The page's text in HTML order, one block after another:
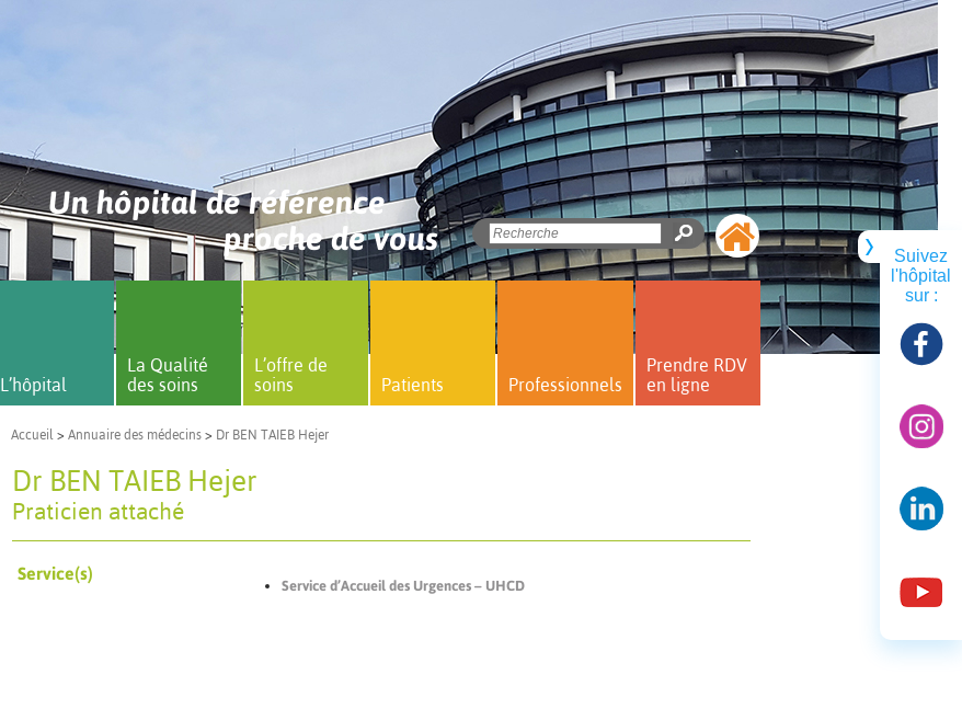
Un hôpital de référence
proche de vous
Suivez
l'hôpital
sur :
L’hôpital
La Qualité
des soins
L’offre de
soins
Patients Professionnels
Prendre RDV
en ligne
Accueil > Annuaire des médecins > Dr BEN TAIEB Hejer
Dr BEN TAIEB Hejer
Praticien attaché
Service(s)
Service d’Accueil des Urgences – UHCD